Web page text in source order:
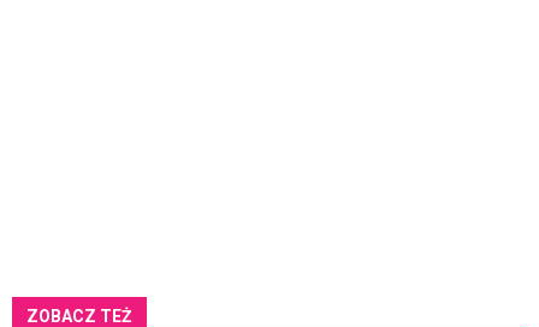
ZOBACZ TEŻ